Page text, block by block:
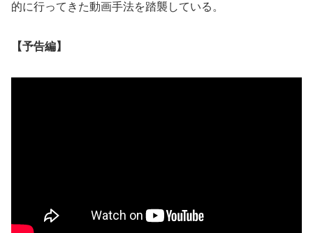
的に行ってきた動画手法を踏襲している。
【予告編】